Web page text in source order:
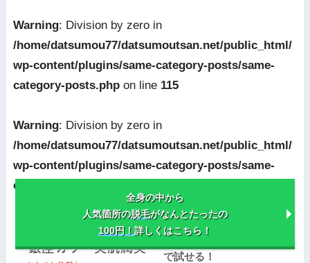
Warning: Division by zero in
/home/datsumou77/datsumoutsan.net/public_html/
wp-content/plugins/same-category-posts/same-
category-posts.phpon line 115
Warning: Division by zero in
/home/datsumou77/datsumoutsan.net/public_html/
wp-content/plugins/same-category-posts/same-
category-posts.php
銀座カラーのお試しプラン
とは？美肌潤美1回が無料
で試せる！
全身の中から
人気箇所の脱毛がなんとたったの
100円！ 詳しくはこちら！